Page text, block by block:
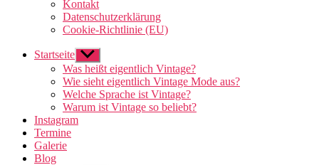
Kontakt
Datenschutzerklärung
Cookie-Richtlinie (EU)
Startseite Untermenü
anzeigen
Was heißt eigentlich Vintage?
Wie sieht eigentlich Vintage Mode aus?
Welche Sprache ist Vintage?
Warum ist Vintage so beliebt?
Instagram
Termine
Galerie
Blog